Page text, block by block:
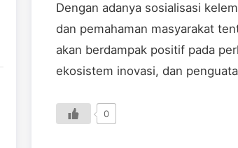
Dengan adanya sosialisasi
dan pemahaman masyarakat
akan berdampak positif pada
ekosistem inovasi, dan
0